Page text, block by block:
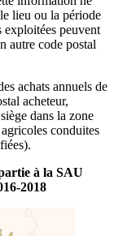
lieu ou la période
exploitées peuvent
autre code postal
achats annuels de
acheteur,
dans la zone
conduites
à la SAU
2018